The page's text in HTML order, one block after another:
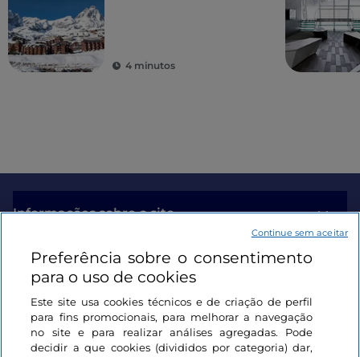
4 minutos
Informações sobre o site
Ligações úteis
Iniciar sessão
Mantenha-se em contacto
Preferência sobre o consentimento
para o uso de cookies
Este site usa cookies técnicos e de criação de perfil
para fins promocionais, para melhorar a navegação
no site e para realizar análises agregadas. Pode
decidir a que cookies (divididos por categoria) dar,
Continue sem aceitar